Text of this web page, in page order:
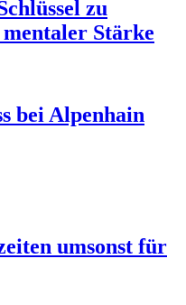
zu
Stärke
bei Alpenhain
umsonst für